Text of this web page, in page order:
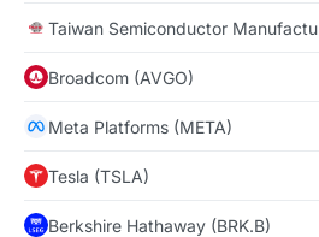
Taiwan Semiconductor
Broadcom (AVGO)
Meta Platforms (META)
Tesla (TSLA)
Berkshire Hathaway (BRK.B)